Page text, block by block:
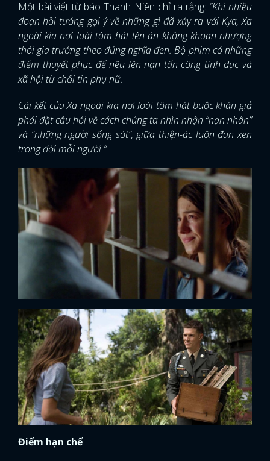
Một bài viết từ báo Thanh Niên chỉ ra rằng: “Khi nhiều
đoạn hồi tưởng gợi ý về những gì đã xảy ra với Kya, Xa
ngoài kia nơi loài tôm hát lên án không khoan nhượng
thói gia trưởng theo đúng nghĩa đen. Bộ phim có những
điểm thuyết phục để nêu lên nạn tấn công tình dục và
xã hội từ chối tin phụ nữ.
Cái kết của Xa ngoài kia nơi loài tôm hát buộc khán giả
phải đặt câu hỏi về cách chúng ta nhìn nhận “nạn nhân”
và “những người sống sót”, giữa thiện-ác luôn đan xen
trong đời mỗi người.”
Điểm hạn chế